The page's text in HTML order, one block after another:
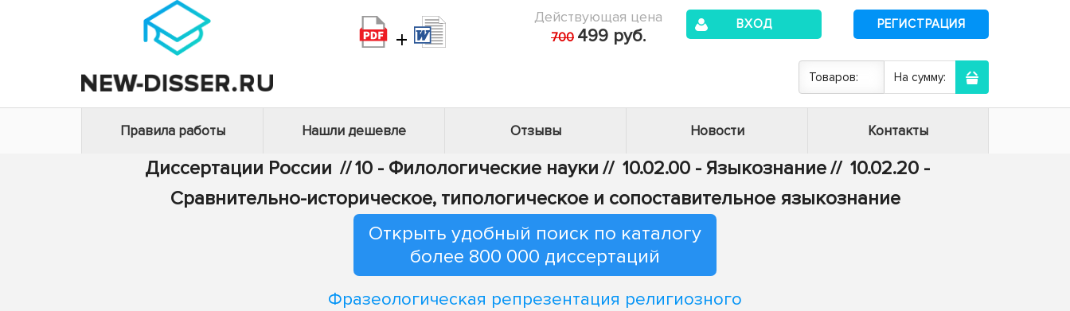
+
Действующая цена
700 499 руб.
ВХОД РЕГИСТРАЦИЯ
Товаров: На сумму:
Правила работы Нашли дешевле Отзывы Новости Контакты
Диссертации России //10 - Филологические науки // 10.02.00 - Языкознание// 10.02.20 -
Сравнительно-историческое, типологическое и сопоставительное языкознание
Открыть удобный поиск по каталогу
более 800 000 диссертаций
Фразеологическая репрезентация религиозного